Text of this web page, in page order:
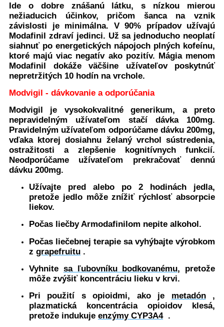
Ide o dobre znášanú látku, s nízkou mierou
nežiaducich účinkov, pričom šanca na vznik
závislosti je minimálna. V 90% prípadov užívajú
Modafinil zdraví jedinci. Už sa jednoducho neoplatí
siahnuť po energetických nápojoch plných kofeínu,
ktoré majú viac negatív ako pozitív. Mágia menom
Modafinil dokáže väčšine užívateľov poskytnúť
nepretržitých 10 hodín na vrchole.
Modvigil - dávkovanie a odporúčania
Modvigil je vysokokvalitné generikum, a preto
nepravidelným užívateľom stačí dávka 100mg.
Pravidelným užívateľom odporúčame dávku 200mg,
vďaka ktorej dosiahnu želaný vrchol sústredenia,
ostražitosti a zlepšenie kognitívnych funkcií.
Neodporúčame užívateľom prekračovať dennú
dávku 200mg.
Užívajte pred alebo po 2 hodinách jedla,
pretože jedlo môže znížiť rýchlosť absorpcie
liekov.
Počas liečby Armodafinilom nepite alkohol.
Počas liečebnej terapie sa vyhýbajte výrobkom
z grapefruitu .
Vyhnite sa ľubovníku bodkovanému, pretože
môže zvýšiť koncentráciu lieku v krvi.
Pri použití s opioidmi, ako je metadón,
plazmatická koncentrácia opioidov klesá,
pretože indukuje enzýmy CYP3A4.